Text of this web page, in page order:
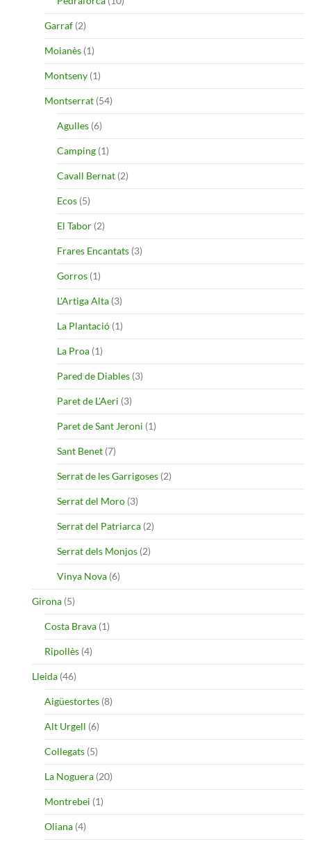
Garraf (2)
Moianès (1)
Montseny (1)
Montserrat (54)
Agulles (6)
Camping (1)
Cavall Bernat (2)
Ecos (5)
El Tabor (2)
Frares Encantats (3)
Gorros (1)
L'Artiga Alta (3)
La Plantació (1)
La Proa (1)
Pared de Diables (3)
Paret de L'Aeri (3)
Paret de Sant Jeroni (1)
Sant Benet (7)
Serrat de les Garrigoses (2)
Serrat del Moro (3)
Serrat del Patriarca (2)
Serrat dels Monjos (2)
Vinya Nova (6)
Girona (5)
Costa Brava (1)
Ripollès (4)
Lleida (46)
Aigüestortes (8)
Alt Urgell (6)
Collegats (5)
La Noguera (20)
Montrebei (1)
Oliana (4)